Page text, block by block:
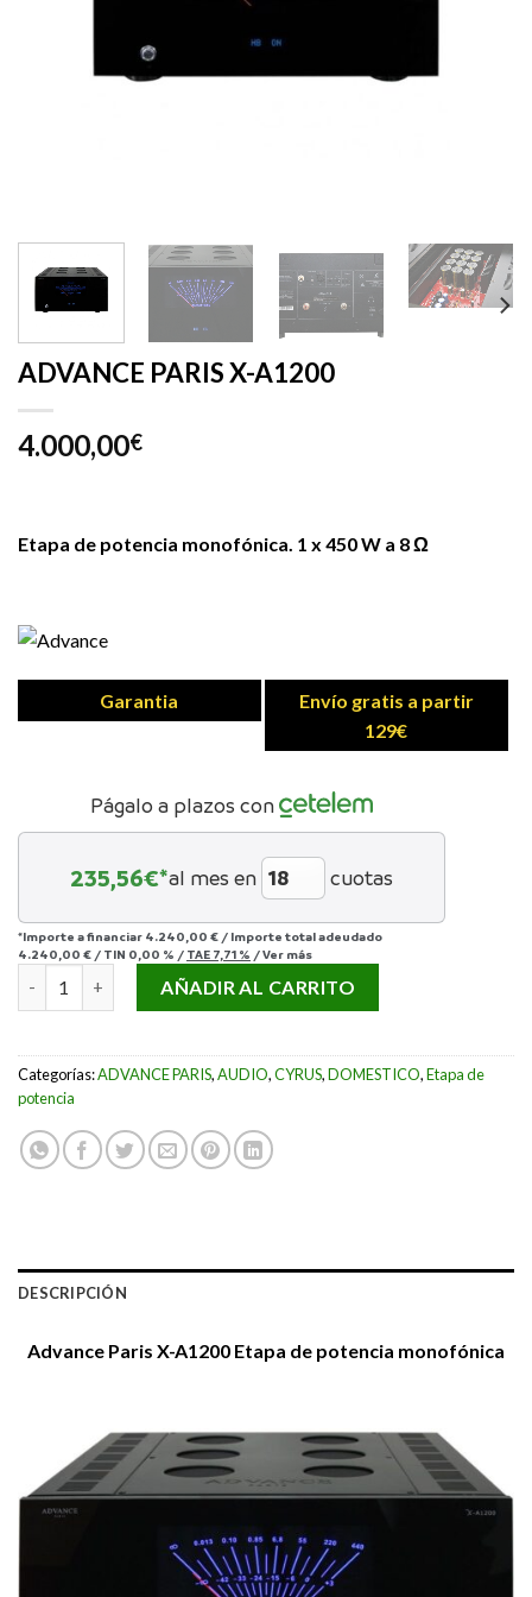
ADVANCE PARIS X-A1200
4.000,00€
Etapa de potencia monofónica. 1 x 450 W a 8 Ω
Garantia
Envío gratis a partir
129€
Págalo a plazos con
235,56€*al mes en cuotas
*Importe a financiar 4.240,00 € / Importe total adeudado
4.240,00 € / TIN 0,00 % / TAE 7,71 % /Ver más
ADVANCE PARIS X-A1200 cantidad
AÑADIR AL CARRITO
Categorías:ADVANCE PARIS,AUDIO,CYRUS,DOMESTICO,Etapa de
potencia
DESCRIPCIÓN
Advance Paris X-A1200 Etapa de potencia monofónica